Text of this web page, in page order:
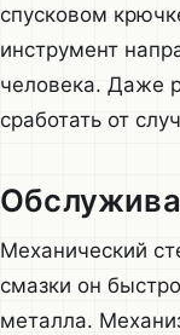
спусковом
инструмент
человека. Даже
сработать от
Механический
смазки он
металла.